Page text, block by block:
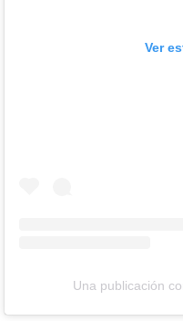
Ver
Una publicación